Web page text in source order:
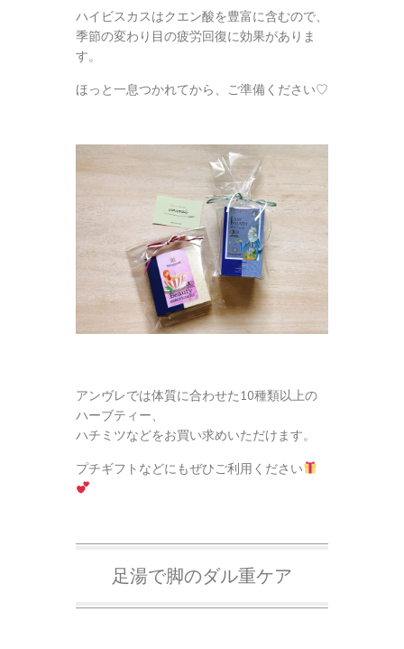
ハイビスカスはクエン酸を豊富に含むので、
季節の変わり目の疲労回復に効果がありま
す。
ほっと一息つかれてから、ご準備ください♡
アンヴレでは体質に合わせた10種類以上の
ハーブティー、
ハチミツなどをお買い求めいただけます。
プチギフトなどにもぜひご利用ください
足湯で脚のダル重ケア